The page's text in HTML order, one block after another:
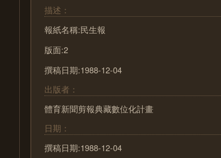
描述：
報紙名稱:民生報
版面:2
撰稿日期:1988-12-04
出版者：
體育新聞剪報典藏數位化計畫
日期：
撰稿日期:1988-12-04